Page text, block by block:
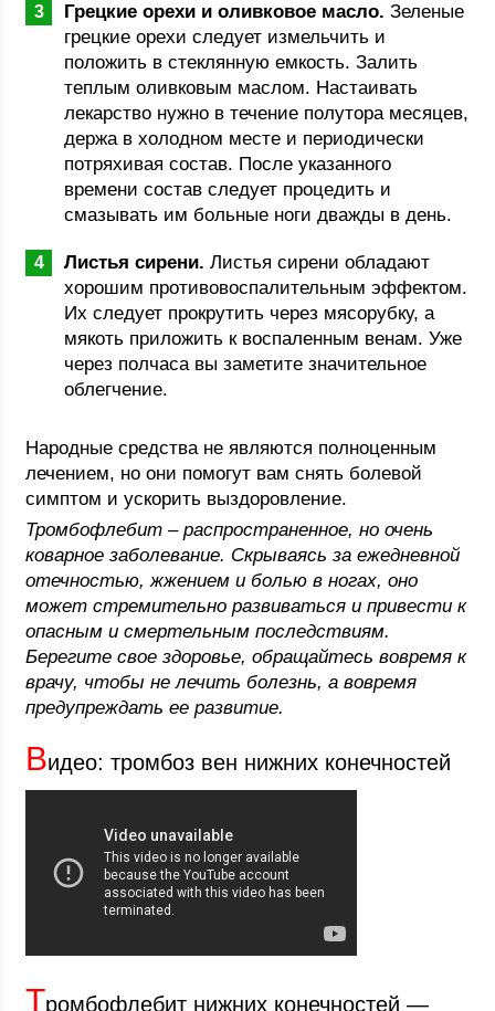
Грецкие орехи и оливковое масло. Зеленые
грецкие орехи следует измельчить и
положить в стеклянную емкость. Залить
теплым оливковым маслом. Настаивать
лекарство нужно в течение полутора месяцев,
держа в холодном месте и периодически
потряхивая состав. После указанного
времени состав следует процедить и
смазывать им больные ноги дважды в день.
Листья сирени. Листья сирени обладают
хорошим противовоспалительным эффектом.
Их следует прокрутить через мясорубку, а
мякоть приложить к воспаленным венам. Уже
через полчаса вы заметите значительное
облегчение.
Народные средства не являются полноценным
лечением, но они помогут вам снять болевой
симптом и ускорить выздоровление.
Тромбофлебит – распространенное, но очень
коварное заболевание. Скрываясь за ежедневной
отечностью, жжением и болью в ногах, оно
может стремительно развиваться и привести к
опасным и смертельным последствиям.
Берегите свое здоровье, обращайтесь вовремя к
врачу, чтобы не лечить болезнь, а вовремя
предупреждать ее развитие.
Видео: тромбоз вен нижних конечностей
Тромбофлебит нижних конечностей —